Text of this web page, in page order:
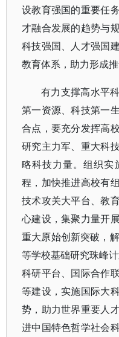
设教育强国的重要任
才融合发展的趋势与
科技强国、人才强国
教育体系，助力形成
有力支撑高水平
第一资源、科技第一
合点，要充分发挥高
研究主力军、重大科
略科技力量。组织实
程，加快推进高校有
技术攻关大平台、教
心建设，集聚力量开
重大原始创新突破，
等学校基础研究珠峰
科研平台、国际合作
等建设，实施国际大
势，助力世界重要人
进中国特色哲学社会